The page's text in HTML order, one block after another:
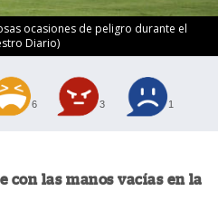
ocasiones de peligro durante el
Diario)
6 3 1
con las manos vacías en la